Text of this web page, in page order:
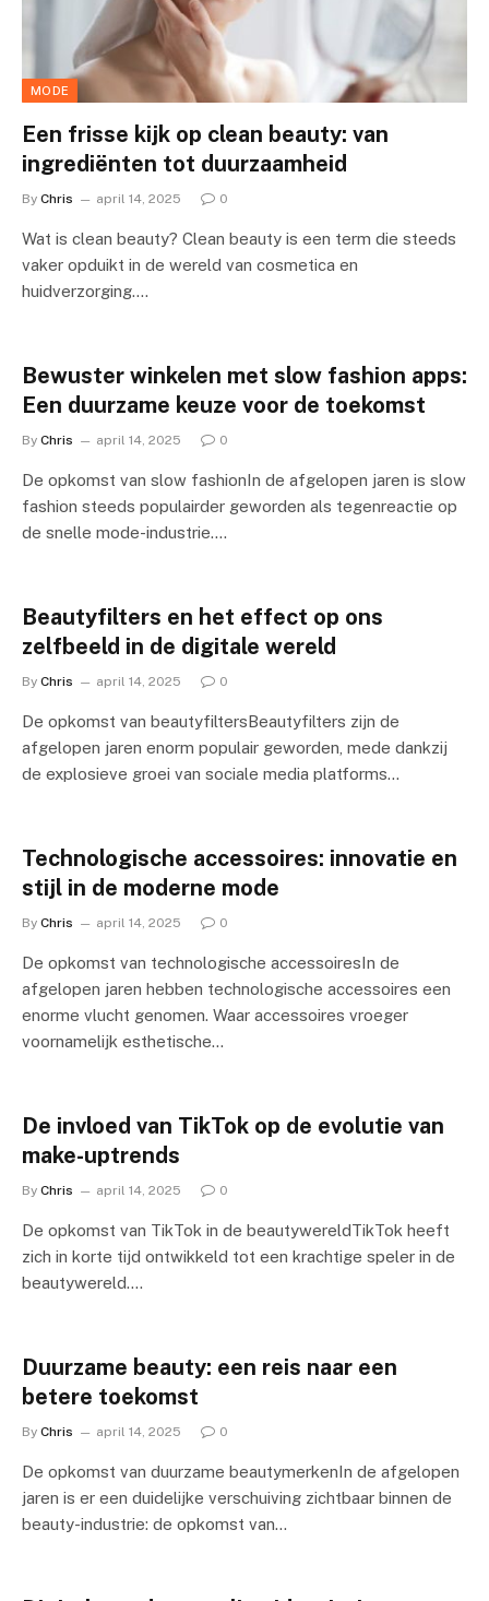
MODE
Een frisse kijk op clean beauty: van
ingrediënten tot duurzaamheid
By Chris april 14, 2025 0
Wat is clean beauty? Clean beauty is een term die steeds
vaker opduikt in de wereld van cosmetica en
huidverzorging.…
Bewuster winkelen met slow fashion apps:
Een duurzame keuze voor de toekomst
By Chris april 14, 2025 0
De opkomst van slow fashionIn de afgelopen jaren is slow
fashion steeds populairder geworden als tegenreactie op
de snelle mode-industrie.…
Beautyfilters en het effect op ons
zelfbeeld in de digitale wereld
By Chris april 14, 2025 0
De opkomst van beautyfiltersBeautyfilters zijn de
afgelopen jaren enorm populair geworden, mede dankzij
de explosieve groei van sociale media platforms…
Technologische accessoires: innovatie en
stijl in de moderne mode
By Chris april 14, 2025 0
De opkomst van technologische accessoiresIn de
afgelopen jaren hebben technologische accessoires een
enorme vlucht genomen. Waar accessoires vroeger
voornamelijk esthetische…
De invloed van TikTok op de evolutie van
make-uptrends
By Chris april 14, 2025 0
De opkomst van TikTok in de beautywereldTikTok heeft
zich in korte tijd ontwikkeld tot een krachtige speler in de
beautywereld.…
Duurzame beauty: een reis naar een
betere toekomst
By Chris april 14, 2025 0
De opkomst van duurzame beautymerkenIn de afgelopen
jaren is er een duidelijke verschuiving zichtbaar binnen de
beauty-industrie: de opkomst van…